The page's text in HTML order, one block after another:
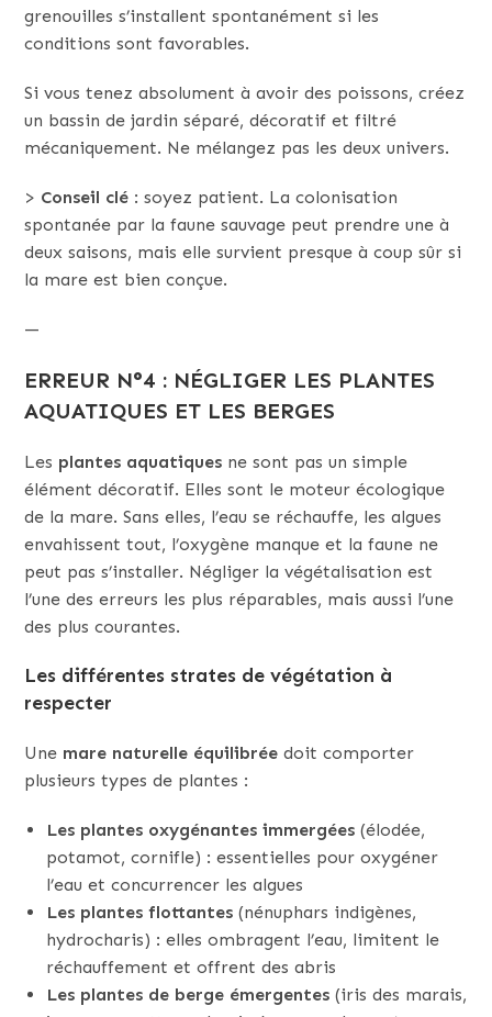
grenouilles s’installent spontanément si les
conditions sont favorables.
Si vous tenez absolument à avoir des poissons, créez
un bassin de jardin séparé, décoratif et filtré
mécaniquement. Ne mélangez pas les deux univers.
> Conseil clé : soyez patient. La colonisation
spontanée par la faune sauvage peut prendre une à
deux saisons, mais elle survient presque à coup sûr si
la mare est bien conçue.
—
ERREUR N°4 : NÉGLIGER LES PLANTES
AQUATIQUES ET LES BERGES
Les plantes aquatiques ne sont pas un simple
élément décoratif. Elles sont le moteur écologique
de la mare. Sans elles, l’eau se réchauffe, les algues
envahissent tout, l’oxygène manque et la faune ne
peut pas s’installer. Négliger la végétalisation est
l’une des erreurs les plus réparables, mais aussi l’une
des plus courantes.
Les différentes strates de végétation à
respecter
Une mare naturelle équilibrée doit comporter
plusieurs types de plantes :
Les plantes oxygénantes immergées (élodée,
potamot, cornifle) : essentielles pour oxygéner
l’eau et concurrencer les algues
Les plantes flottantes (nénuphars indigènes,
hydrocharis) : elles ombragent l’eau, limitent le
réchauffement et offrent des abris
Les plantes de berge émergentes (iris des marais,